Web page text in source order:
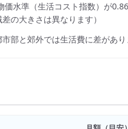
価水準（生活コスト指数）が0.86
の大きさは異なります）
部と郊外では生活費に差があり